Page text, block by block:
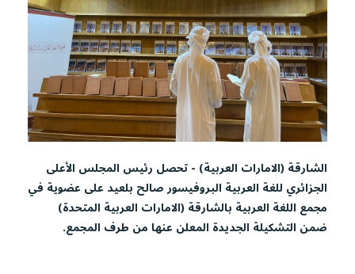
الشارقة (الامارات العربية) - تحصل رئيس المجلس الأعلى
الجزائري للغة العربية البروفيسور صالح بلعيد على عضوية في
مجمع اللغة العربية بالشارقة (الامارات العربية المتحدة)
ضمن التشكيلة الجديدة المعلن عنها من طرف المجمع.